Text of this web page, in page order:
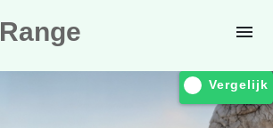
Range
Vergelijk